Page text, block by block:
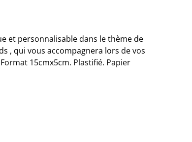
et personnalisable dans le thème de
, qui vous accompagnera lors de vos
15cmx5cm. Plastifié. Papier